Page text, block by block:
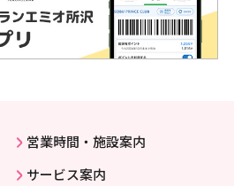
営業時間・施設案内
サービス案内